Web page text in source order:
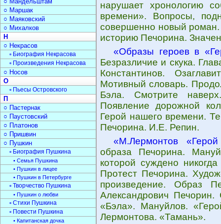
нарушает хронологию
времени». Вопросы,
совершенно новый роман.
историю Печорина.
«Образы героев в
Безразличие и скука.
Константинов.
Мотивный словарь.
Бэла. Смотрите
Появление дорожной
Герой нашего времени.
Печорина. И.Е. Репин.
«М.Лермонтов
образа Печорина.
которой суждено
Протест Печорина.
произведение. Образ
Александрович
«Бэла». Мануйлов.
Лермонтова. «Тамань».
○ Маршак
○ Маяковский
○ Михалков
Н
○ Некрасов
▫ Биография Некрасова
▫ Произведения Некрасова
○ Носов
О
▫ Пьесы Островского
П
○ Пастернак
○ Паустовский
○ Платонов
○ Пришвин
○ Пушкин
▫ Биография Пушкина
• Семья Пушкина
• Пушкин в лицее
• Пушкин в Петербурге
▫ Творчество Пушкина
• Пушкин о любви
▫ Стихи Пушкина
▫ Повести Пушкина
• Капитанская дочка